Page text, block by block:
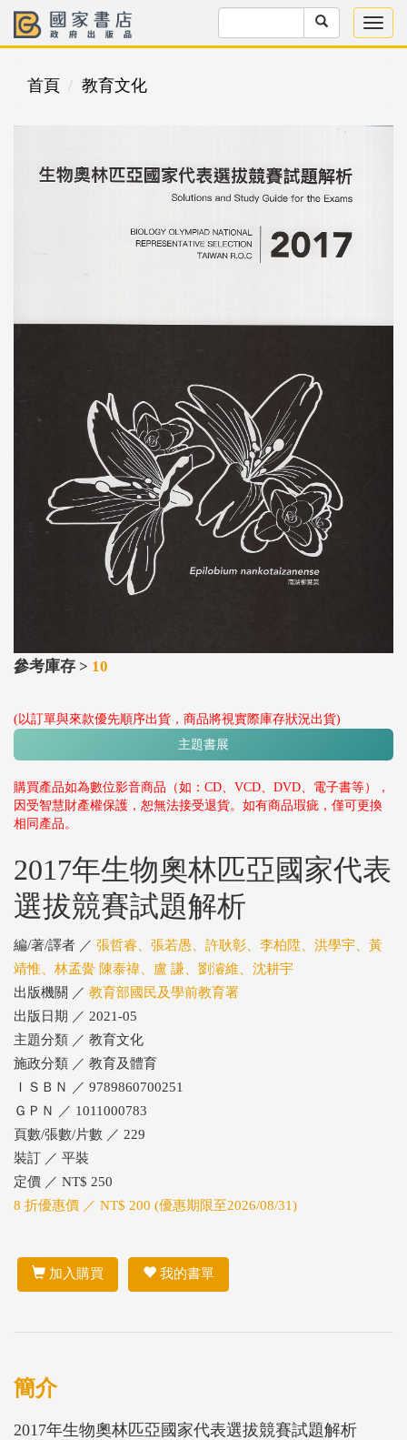
首頁 教育文化
參考庫存 > 10
(以訂單與來款優先順序出貨，商品將視實際庫存狀況出貨)
主題書展
購買產品如為數位影音商品（如：CD、VCD、DVD、電子書等），
因受智慧財產權保護，恕無法接受退貨。如有商品瑕疵，僅可更換
相同產品。
2017年生物奧林匹亞國家代表
選拔競賽試題解析
編/著/譯者 ／ 張哲睿、張若愚、許耿彰、李柏陞、洪學宇、黃
靖惟、林孟黌 陳泰禕、盧 謙、劉濬維、沈耕宇
出版機關 ／ 教育部國民及學前教育署
出版日期 ／ 2021-05
主題分類 ／ 教育文化
施政分類 ／ 教育及體育
ＩＳＢＮ ／ 9789860700251
ＧＰＮ ／ 1011000783
頁數/張數/片數 ／ 229
裝訂 ／ 平裝
定價 ／ NT$ 250
8 折優惠價 ／ NT$ 200 (優惠期限至2026/08/31)
加入購買 我的書單
簡介
2017年生物奧林匹亞國家代表選拔競賽試題解析